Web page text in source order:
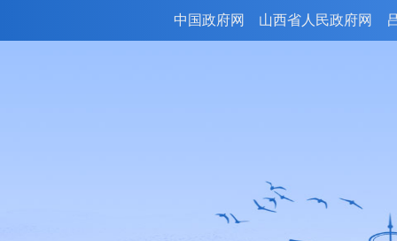
中国政府网 山西省人民政府网